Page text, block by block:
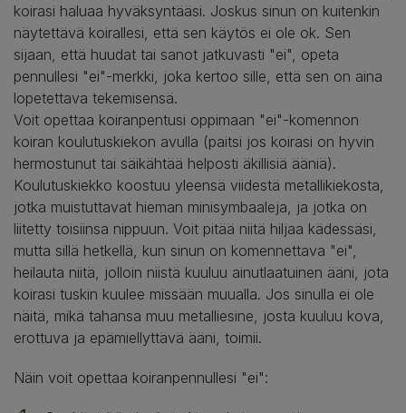
koirasi haluaa hyväksyntääsi. Joskus sinun on kuitenkin
näytettävä koirallesi, että sen käytös ei ole ok. Sen
sijaan, että huudat tai sanot jatkuvasti "ei", opeta
pennullesi "ei"-merkki, joka kertoo sille, että sen on aina
lopetettava tekemisensä.
Voit opettaa koiranpentusi oppimaan "ei"-komennon
koiran koulutuskiekon avulla (paitsi jos koirasi on hyvin
hermostunut tai säikähtää helposti äkillisiä ääniä).
Koulutuskiekko koostuu yleensä viidestä metallikiekosta,
jotka muistuttavat hieman minisymbaaleja, ja jotka on
liitetty toisiinsa nippuun. Voit pitää niitä hiljaa kädessäsi,
mutta sillä hetkellä, kun sinun on komennettava "ei",
heilauta niitä, jolloin niistä kuuluu ainutlaatuinen ääni, jota
koirasi tuskin kuulee missään muualla. Jos sinulla ei ole
näitä, mikä tahansa muu metalliesine, josta kuuluu kova,
erottuva ja epämiellyttävä ääni, toimii.
Näin voit opettaa koiranpennullesi "ei":